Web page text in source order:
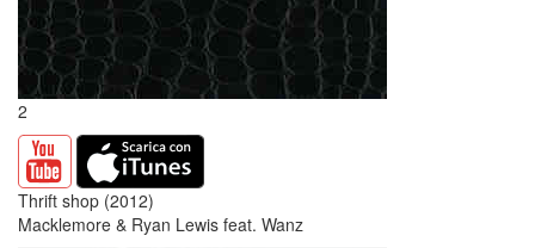
2
Thrift shop (2012)
Macklemore & Ryan Lewis feat. Wanz